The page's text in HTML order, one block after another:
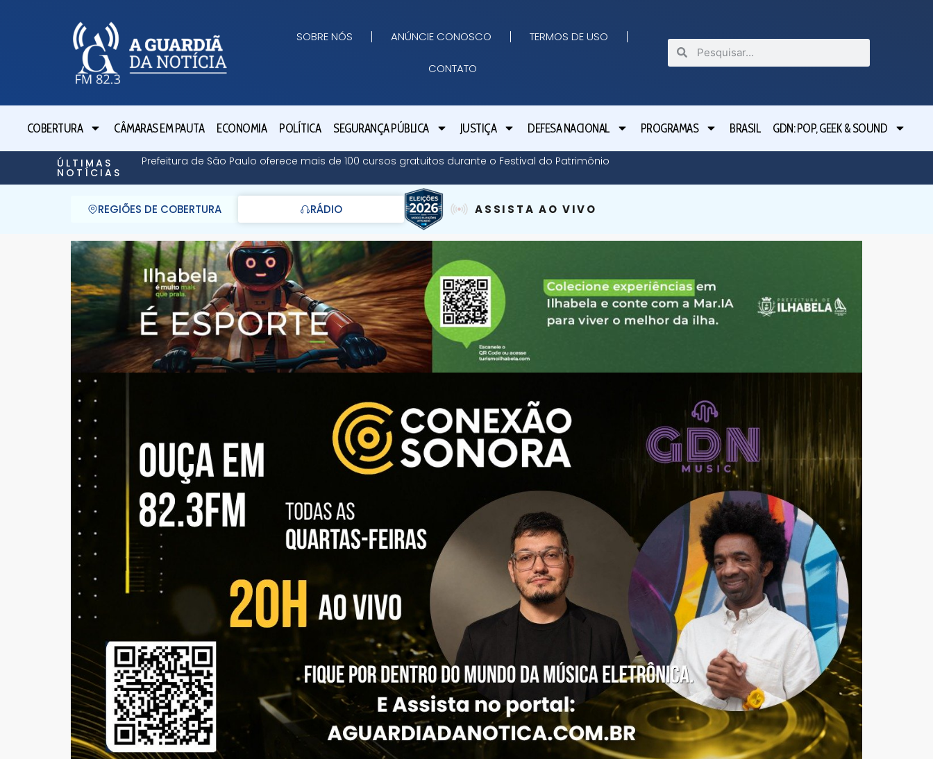
SOBRE NÓS ANÚNCIE CONOSCO TERMOS DE USO
CONTATO
COBERTURA CÂMARAS EM PAUTA ECONOMIA POLÍTICA SEGURANÇA PÚBLICA JUSTIÇA DEFESA NACIONAL PROGRAMAS BRASIL GDN: POP, GEEK & SOUND
ÚLTIMAS
NOTÍCIAS
Prefeitura de São Paulo oferece mais de 100 cursos gratuitos durante o Festival do Patrimônio
REGIÕES DE COBERTURA RÁDIO ASSISTA AO VIVO